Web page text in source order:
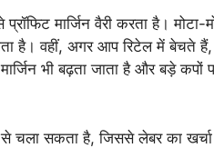
मार्जिन वैरी करता है। मोटा-
है। वहीं, अगर आप रिटेल में बेचते हैं,
भी बढ़ता जाता है और बड़े
सकता है, जिससे लेबर का खर्चा